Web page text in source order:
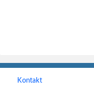
Kontakt